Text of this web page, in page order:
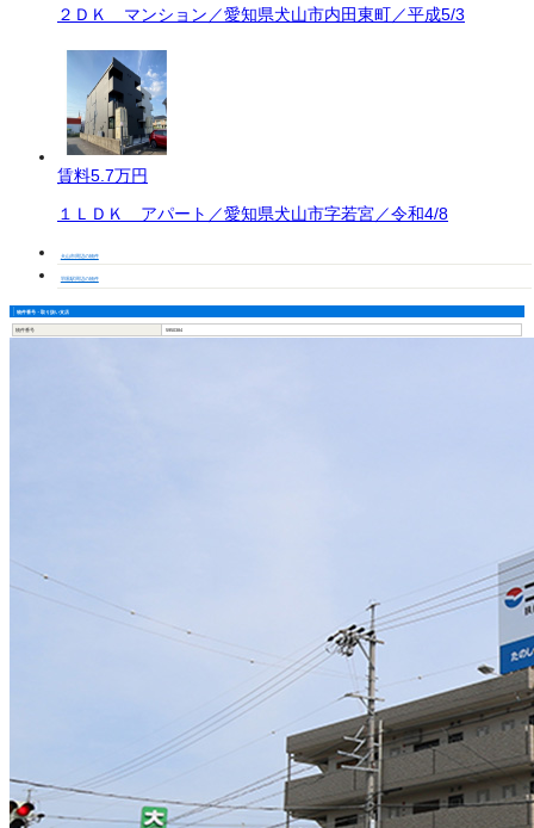
２ＤＫ マンション／愛知県犬山市内田東町／平成5/3
賃料5.7万円
１ＬＤＫ アパート／愛知県犬山市字若宮／令和4/8
犬山市周辺の物件
羽黒駅周辺の物件
物件番号・取り扱い支店
物件番号 5950384